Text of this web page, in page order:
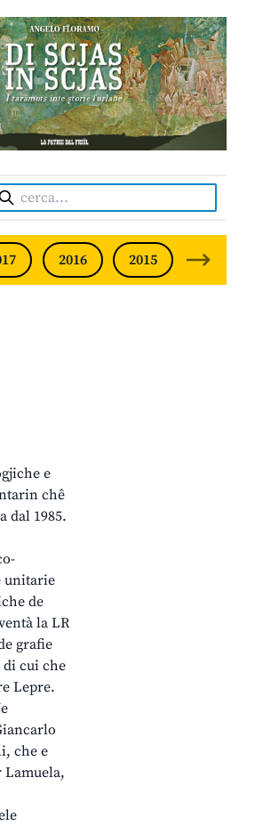
FRIULIAN MONTHLY
2016 2015 2014
e
chê
dal 1985.
unitarie
de
la LR
grafie
cui che
Lepre.
che e
Lamuela,